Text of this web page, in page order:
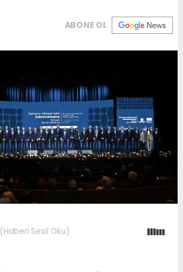
ABONE OL
(Haberi Sesli Oku)